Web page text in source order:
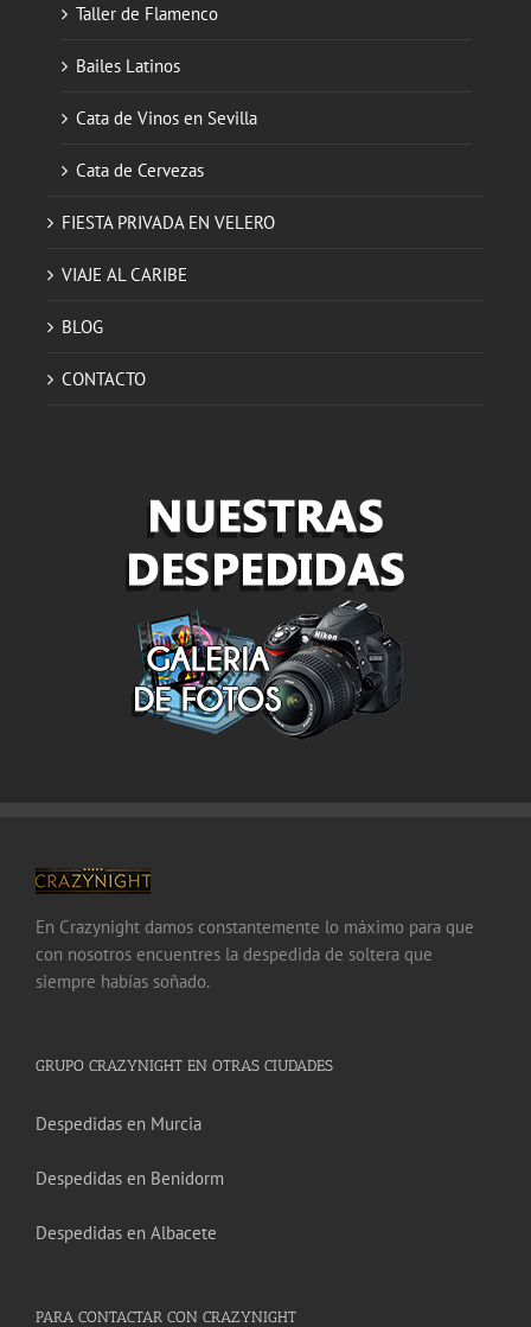
Taller de Flamenco
Bailes Latinos
Cata de Vinos en Sevilla
Cata de Cervezas
FIESTA PRIVADA EN VELERO
VIAJE AL CARIBE
BLOG
CONTACTO
En Crazynight damos constantemente lo máximo para que
con nosotros encuentres la despedida de soltera que
siempre habías soñado.
GRUPO CRAZYNIGHT EN OTRAS CIUDADES
Despedidas en Murcia
Despedidas en Benidorm
Despedidas en Albacete
PARA CONTACTAR CON CRAZYNIGHT